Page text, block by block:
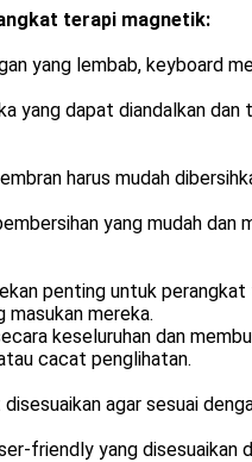
terapi magnetik:
yang lembab, keyboard
yang dapat diandalkan dan
harus mudah
yang mudah dan
penting untuk perangkat
mereka.
keseluruhan dan
cacat penglihatan.
agar sesuai
friendly yang disesuaikan